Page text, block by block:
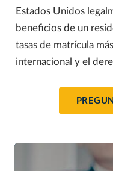
Estados Unidos
beneficios de un
tasas de matrícula
internacional y el